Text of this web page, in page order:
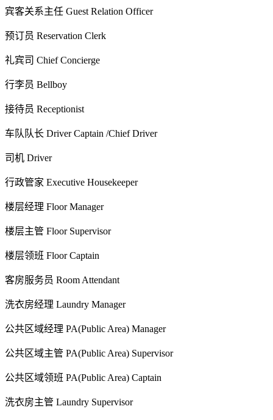
宾客关系主任 Guest Relation Officer
预订员 Reservation Clerk
礼宾司 Chief Concierge
行李员 Bellboy
接待员 Receptionist
车队队长 Driver Captain /Chief Driver
司机 Driver
行政管家 Executive Housekeeper
楼层经理 Floor Manager
楼层主管 Floor Supervisor
楼层领班 Floor Captain
客房服务员 Room Attendant
洗衣房经理 Laundry Manager
公共区域经理 PA(Public Area) Manager
公共区域主管 PA(Public Area) Supervisor
公共区域领班 PA(Public Area) Captain
洗衣房主管 Laundry Supervisor